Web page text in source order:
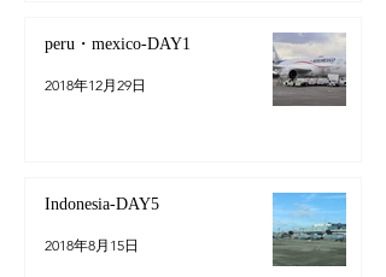
peru・mexico-DAY1
2018年12月29日
Indonesia-DAY5
2018年8月15日